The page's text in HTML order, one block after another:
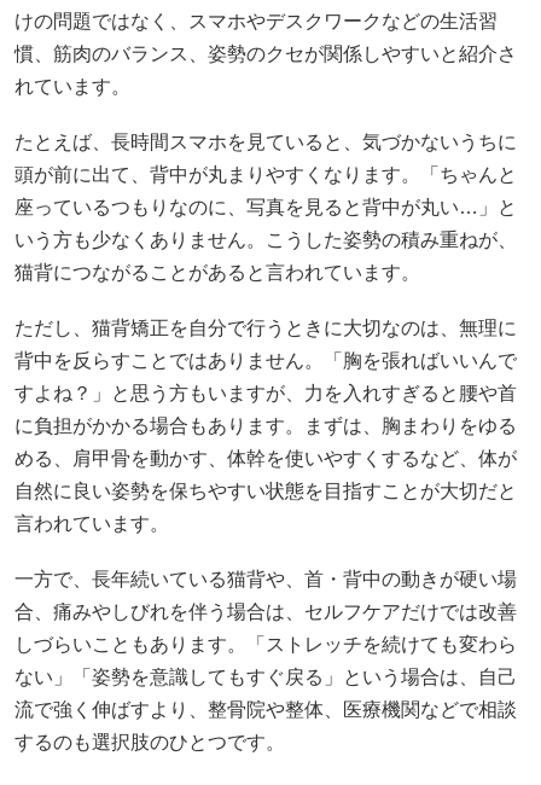
けの問題ではなく、スマホやデスクワークなどの生活習
慣、筋肉のバランス、姿勢のクセが関係しやすいと紹介さ
れています。
たとえば、長時間スマホを見ていると、気づかないうちに
頭が前に出て、背中が丸まりやすくなります。「ちゃんと
座っているつもりなのに、写真を見ると背中が丸い…」と
いう方も少なくありません。こうした姿勢の積み重ねが、
猫背につながることがあると言われています。
ただし、猫背矯正を自分で行うときに大切なのは、無理に
背中を反らすことではありません。「胸を張ればいいんで
すよね？」と思う方もいますが、力を入れすぎると腰や首
に負担がかかる場合もあります。まずは、胸まわりをゆる
める、肩甲骨を動かす、体幹を使いやすくするなど、体が
自然に良い姿勢を保ちやすい状態を目指すことが大切だと
言われています。
一方で、長年続いている猫背や、首・背中の動きが硬い場
合、痛みやしびれを伴う場合は、セルフケアだけでは改善
しづらいこともあります。「ストレッチを続けても変わら
ない」「姿勢を意識してもすぐ戻る」という場合は、自己
流で強く伸ばすより、整骨院や整体、医療機関などで相談
するのも選択肢のひとつです。